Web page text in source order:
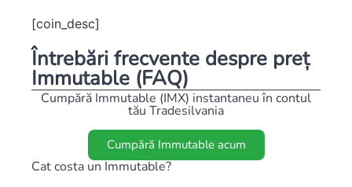
[coin_desc]
Întrebări frecvente despre preț
Immutable (FAQ)
Cumpără Immutable (IMX) instantaneu în contul
tău Tradesilvania
Cumpără Immutable acum
Cat costa un Immutable?